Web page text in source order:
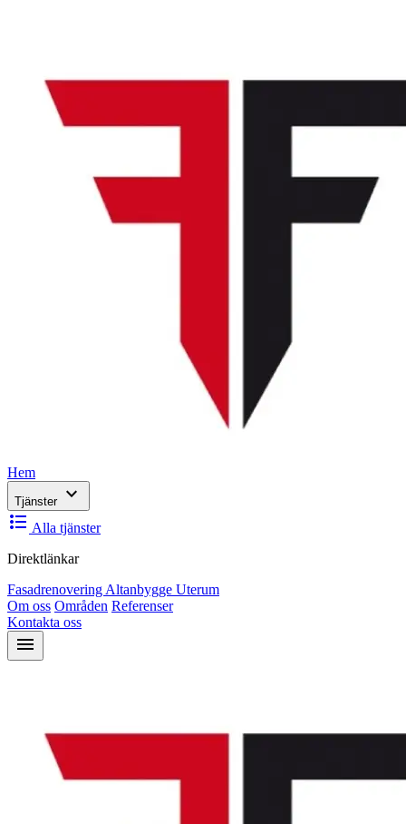
Hem
Tjänster expand_more
format_list_bulleted Alla tjänster
Direktlänkar
Fasadrenovering Altanbygge Uterum
Om oss Områden Referenser
Kontakta oss
menu